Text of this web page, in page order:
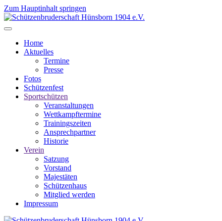
Zum Hauptinhalt springen
Home
Aktuelles
Termine
Presse
Fotos
Schützenfest
Sportschützen
Veranstaltungen
Wettkampftermine
Trainingszeiten
Ansprechpartner
Historie
Verein
Satzung
Vorstand
Majestäten
Schützenhaus
Mitglied werden
Impressum